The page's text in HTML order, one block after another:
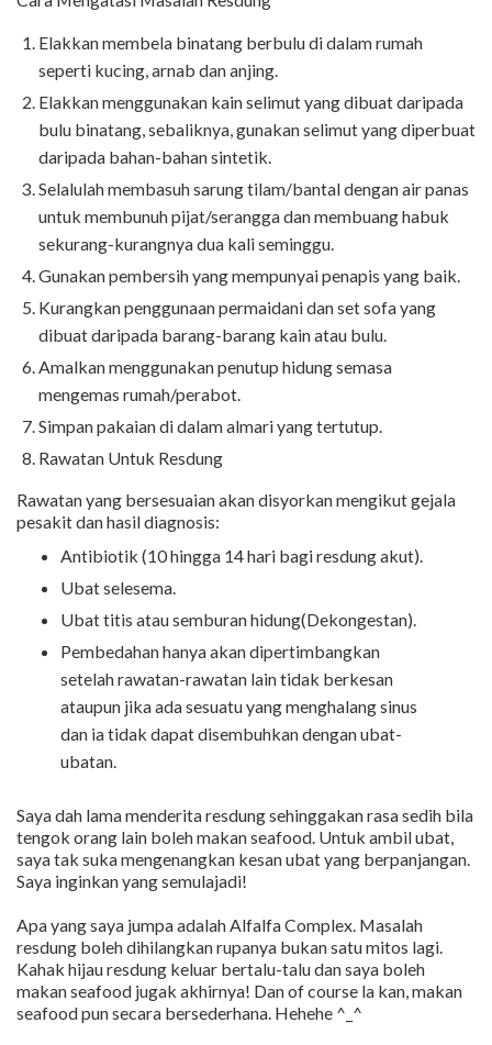
Elakkan membela binatang berbulu di dalam rumah
seperti kucing, arnab dan anjing.
Elakkan menggunakan kain selimut yang dibuat daripada
bulu binatang, sebaliknya, gunakan selimut yang diperbuat
daripada bahan-bahan sintetik.
Selalulah membasuh sarung tilam/bantal dengan air panas
untuk membunuh pijat/serangga dan membuang habuk
sekurang-kurangnya dua kali seminggu.
Gunakan pembersih yang mempunyai penapis yang baik.
Kurangkan penggunaan permaidani dan set sofa yang
dibuat daripada barang-barang kain atau bulu.
Amalkan menggunakan penutup hidung semasa
mengemas rumah/perabot.
Simpan pakaian di dalam almari yang tertutup.
Rawatan Untuk Resdung
Rawatan yang bersesuaian akan disyorkan mengikut gejala
pesakit dan hasil diagnosis:
Antibiotik (10 hingga 14 hari bagi resdung akut).
Ubat selesema.
Ubat titis atau semburan hidung(Dekongestan).
Pembedahan hanya akan dipertimbangkan
setelah rawatan-rawatan lain tidak berkesan
ataupun jika ada sesuatu yang menghalang sinus
dan ia tidak dapat disembuhkan dengan ubat-
ubatan.
Saya dah lama menderita resdung sehinggakan rasa sedih bila
tengok orang lain boleh makan seafood. Untuk ambil ubat,
saya tak suka mengenangkan kesan ubat yang berpanjangan.
Saya inginkan yang semulajadi!
Apa yang saya jumpa adalah Alfalfa Complex. Masalah
resdung boleh dihilangkan rupanya bukan satu mitos lagi.
Kahak hijau resdung keluar bertalu-talu dan saya boleh
makan seafood jugak akhirnya! Dan of course la kan, makan
seafood pun secara bersederhana. Hehehe ^_^